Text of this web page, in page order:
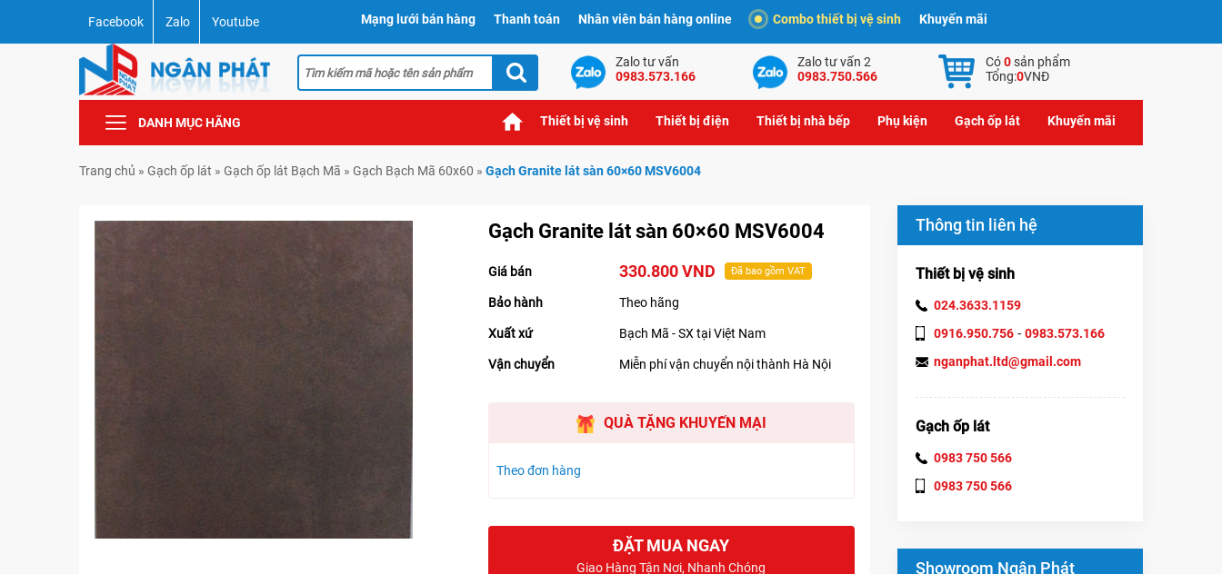
Facebook Zalo Youtube Mạng lưới bán hàng Thanh toán Nhân viên bán hàng online Combo thiết bị vệ sinh Khuyến mãi
Zalo tư vấn
0983.573.166
Zalo tư vấn 2
0983.750.566
Có0sản phẩm
Tổng:0VNĐ
DANH MỤC HÃNG Thiết bị vệ sinh Thiết bị điện Thiết bị nhà bếp Phụ kiện Gạch ốp lát Khuyến mãi
Trang chủ » Gạch ốp lát » Gạch ốp lát Bạch Mã » Gạch Bạch Mã 60x60 » Gạch Granite lát sàn 60×60 MSV6004
Gạch Granite lát sàn 60×60 MSV6004
Giá bán 330.800 VND Đã bao gồm VAT
Bảo hành Theo hãng
Xuất xứ Bạch Mã - SX tại Việt Nam
Vận chuyển Miễn phí vận chuyển nội thành Hà Nội
QUÀ TẶNG KHUYẾN MẠI
Theo đơn hàng
ĐẶT MUA NGAY
Giao Hàng Tận Nơi, Nhanh Chóng
Thông tin liên hệ
Thiết bị vệ sinh
024.3633.1159
0916.950.756 - 0983.573.166
nganphat.ltd@gmail.com
Gạch ốp lát
0983 750 566
0983 750 566
Showroom Ngân Phát